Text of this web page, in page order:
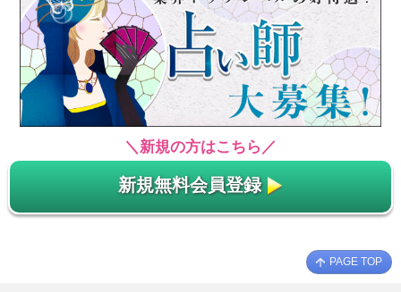
＼新規の方はこちら／
新規無料会員登録
PAGE TOP